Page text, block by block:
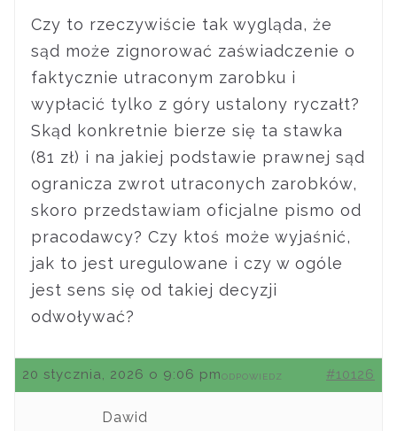
Czy to rzeczywiście tak wygląda, że
sąd może zignorować zaświadczenie o
faktycznie utraconym zarobku i
wypłacić tylko z góry ustalony ryczałt?
Skąd konkretnie bierze się ta stawka
(81 zł) i na jakiej podstawie prawnej sąd
ogranicza zwrot utraconych zarobków,
skoro przedstawiam oficjalne pismo od
pracodawcy? Czy ktoś może wyjaśnić,
jak to jest uregulowane i czy w ogóle
jest sens się od takiej decyzji
odwoływać?
20 stycznia, 2026 o 9:06 pm #10126
ODPOWIEDZ
Dawid